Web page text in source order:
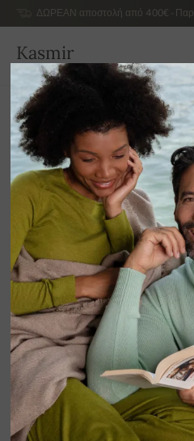
ΔΩΡΕΑΝ αποστολή από 400€ -
Kasmir
ΕΛΛΆΔΑ
Αρχική
Αντρικά κασμιρένια πουλόβερ
Ανδρικά κασμιρένια ζιβάγκο